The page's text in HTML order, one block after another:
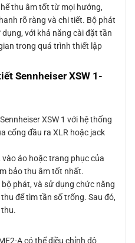
thu âm tốt từ mọi hướng,
rõ ràng và chi tiết. Bộ phát
với khả năng cài đặt tần
trong quá trình thiết lập
Sennheiser XSW 1-
XSW 1 với hệ thống
cổng đầu ra XLR hoặc jack
vào áo hoặc trang phục của
bảo thu âm tốt nhất.
phát, và sử dụng chức năng
để tìm tần số trống. Sau đó,
A có thể điều chỉnh độ